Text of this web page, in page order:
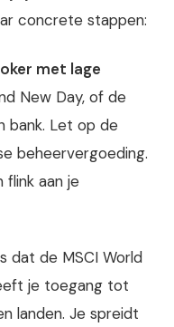
concrete stappen:
met lage
New Day, of de
bank. Let op de
beheervergoeding.
aan je
dat de MSCI World
je toegang tot
landen. Je spreidt